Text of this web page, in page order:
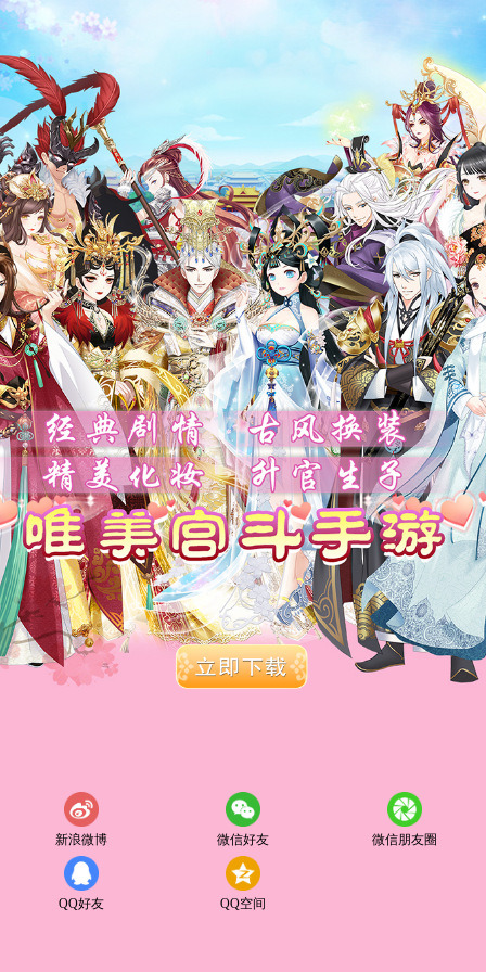
新浪微博 微信好友 微信朋友圈
QQ好友 QQ空间